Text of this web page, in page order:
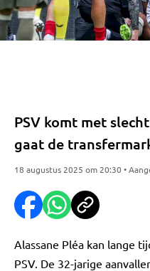
PSV komt met
gaat de
18 augustus 2025 om 20:30 •
Alassane Pléa kan lange
PSV. De 32-jarige